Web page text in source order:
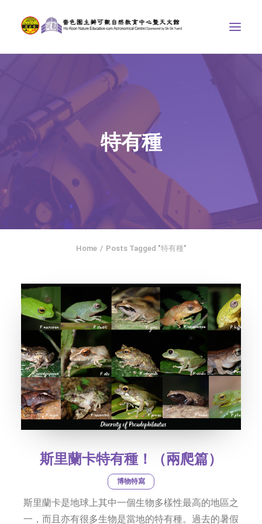
天文館
博物天地
比賽/專題計劃
聯絡我們
SEARCH
社交平台
字型大小
特有種
Home Posts Tagged "特有種"
斯里蘭卡特有種！（兩爬篇）
博物特寫
斯里蘭卡是地球上其中一個生物多樣性最高的地區之
一，而且亦有很多生物是當地的特有種。過去的暑假